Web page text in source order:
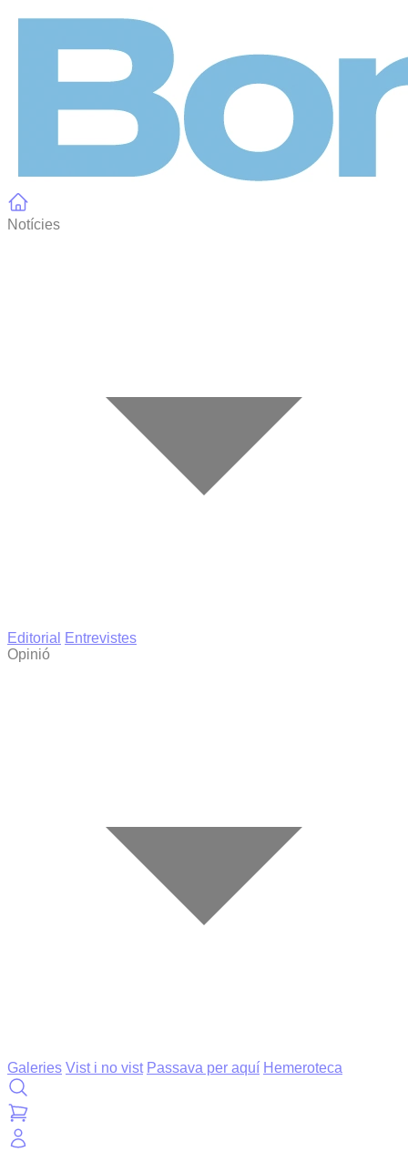
Notícies
Editorial
Entrevistes
Opinió
Galeries Vist i no vist Passava per aquí Hemeroteca